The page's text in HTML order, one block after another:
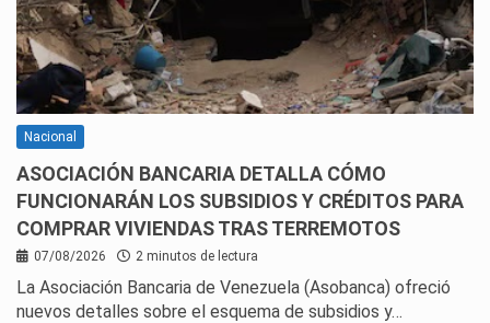
Nacional
ASOCIACIÓN BANCARIA DETALLA CÓMO
FUNCIONARÁN LOS SUBSIDIOS Y CRÉDITOS PARA
COMPRAR VIVIENDAS TRAS TERREMOTOS
07/08/2026 2 minutos de lectura
La Asociación Bancaria de Venezuela (Asobanca) ofreció
nuevos detalles sobre el esquema de subsidios y…